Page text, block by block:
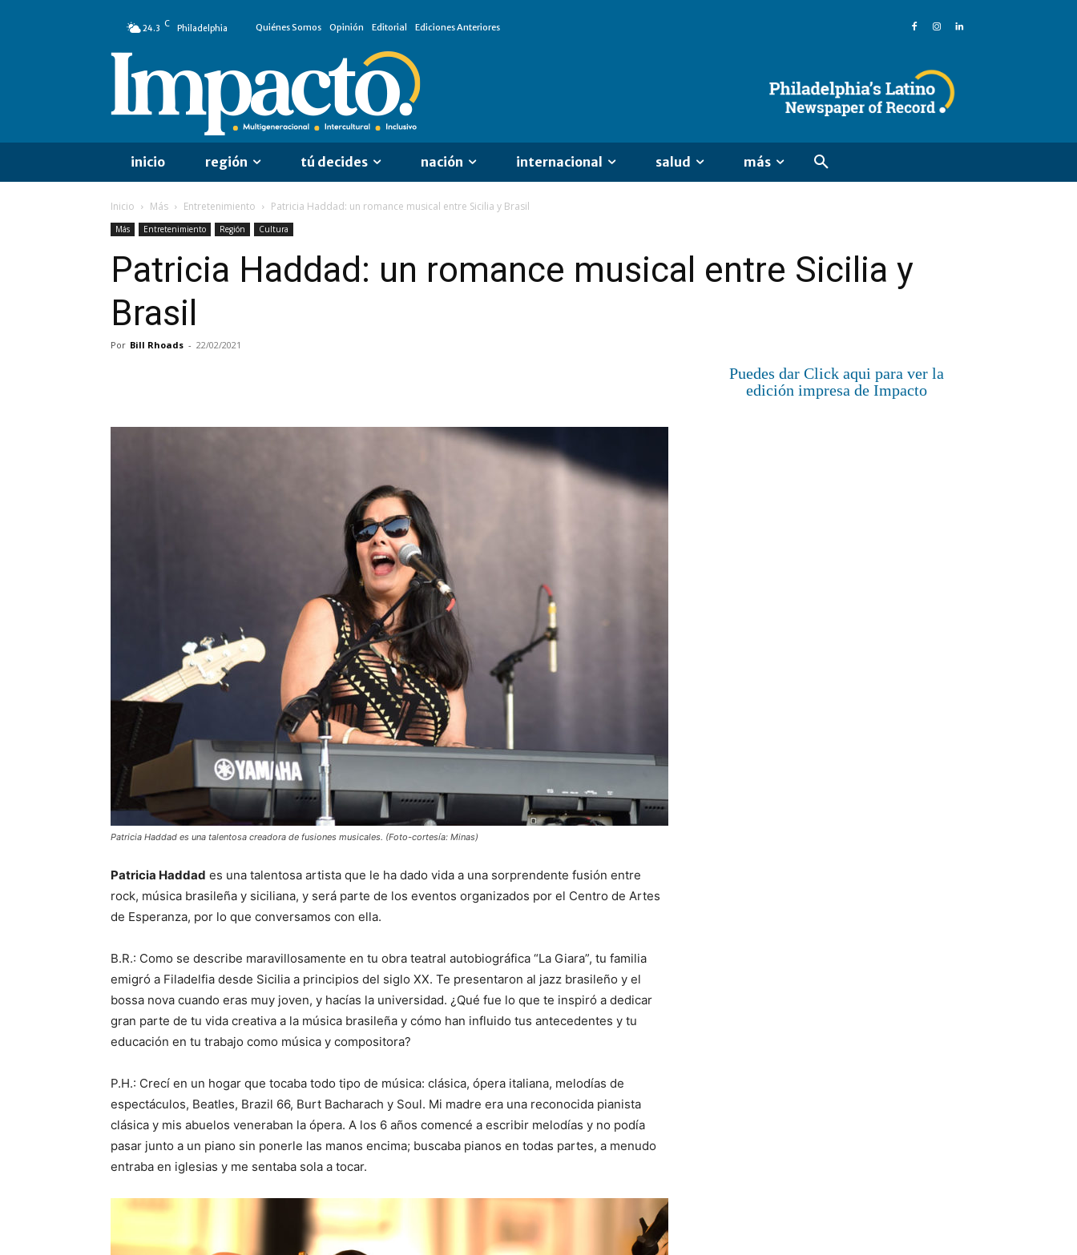
24.3 C Philadelphia Quiénes Somos Opinión Editorial Ediciones Anteriores
inicio región tú decides nación internacional salud más
Inicio Más Entretenimiento Patricia Haddad: un romance musical entre Sicilia y Brasil
Más Entretenimiento Región Cultura
Patricia Haddad: un romance musical entre Sicilia y
Brasil
Por Bill Rhoads - 22/02/2021
Patricia Haddad es una talentosa creadora de fusiones musicales. (Foto-cortesía: Minas)
Patricia Haddad es una talentosa artista que le ha dado vida a una sorprendente fusión entre
rock, música brasileña y siciliana, y será parte de los eventos organizados por el Centro de Artes
de Esperanza, por lo que conversamos con ella.
B.R.: Como se describe maravillosamente en tu obra teatral autobiográfica “La Giara”, tu familia
emigró a Filadelfia desde Sicilia a principios del siglo XX. Te presentaron al jazz brasileño y el
bossa nova cuando eras muy joven, y hacías la universidad. ¿Qué fue lo que te inspiró a dedicar
gran parte de tu vida creativa a la música brasileña y cómo han influido tus antecedentes y tu
educación en tu trabajo como música y compositora?
P.H.: Crecí en un hogar que tocaba todo tipo de música: clásica, ópera italiana, melodías de
espectáculos, Beatles, Brazil 66, Burt Bacharach y Soul. Mi madre era una reconocida pianista
clásica y mis abuelos veneraban la ópera. A los 6 años comencé a escribir melodías y no podía
pasar junto a un piano sin ponerle las manos encima; buscaba pianos en todas partes, a menudo
entraba en iglesias y me sentaba sola a tocar.
Puedes dar Click aqui para ver la
edición impresa de Impacto